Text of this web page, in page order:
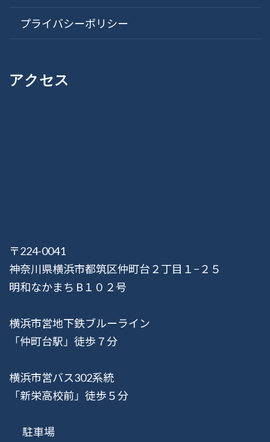
プライバシーポリシー
アクセス
〒224-0041
神奈川県横浜市都筑区仲町台２丁目１−２５
明和なかまち B１０２号
横浜市営地下鉄ブルーライン
「仲町台駅」徒歩７分
横浜市営バス302系統
「新栄高校前」徒歩５分
駐車場